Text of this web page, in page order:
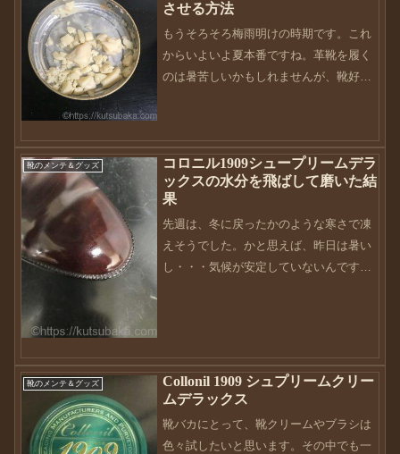
させる方法
もうそろそろ梅雨明けの時期です。これ
からいよいよ夏本番ですね。革靴を履く
のは暑苦しいかもしれませんが、靴好き
がらないといけませんね。instagramのポ
ストに刺激され...
靴のメンテ＆グッズ
コロニル1909シュープリームデラ
ックスの水分を飛ばして磨いた結
果
先週は、冬に戻ったかのような寒さで凍
えそうでした。かと思えば、昨日は暑い
し・・・気候が安定していないんですか
靴のメンテ＆グッズ
Collonil 1909 シュプリームクリー
ムデラックス
靴バカにとって、靴クリームやブラシは
色々試したいと思います。その中でも一